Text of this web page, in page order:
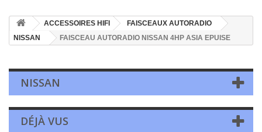
ACCESSOIRES HIFI
FAISCEAUX AUTORADIO
NISSAN
FAISCEAU AUTORADIO NISSAN 4HP ASIA EPUISE
NISSAN
DÉJÀ VUS